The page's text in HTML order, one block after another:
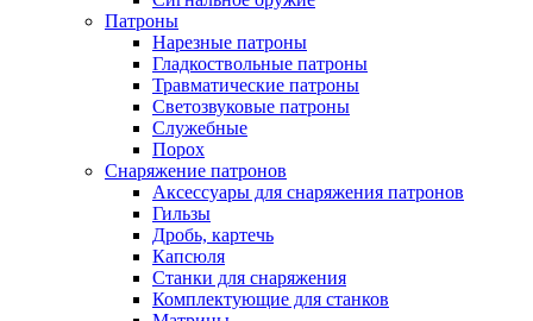
Патроны
Нарезные патроны
Гладкоствольные патроны
Травматические патроны
Светозвуковые патроны
Служебные
Порох
Снаряжение патронов
Аксессуары для снаряжения патронов
Гильзы
Дробь, картечь
Капсюля
Станки для снаряжения
Комплектующие для станков